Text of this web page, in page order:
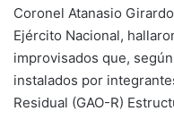
Coronel Atanasio
Ejército Nacional,
improvisados que,
instalados por
Residual (GAO-R)